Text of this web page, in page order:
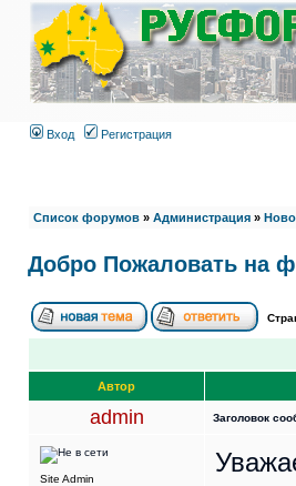
Вход Регистрация
Список форумов » Администрация »
Добро Пожаловать на
Автор
admin Заголовок
Site Admin